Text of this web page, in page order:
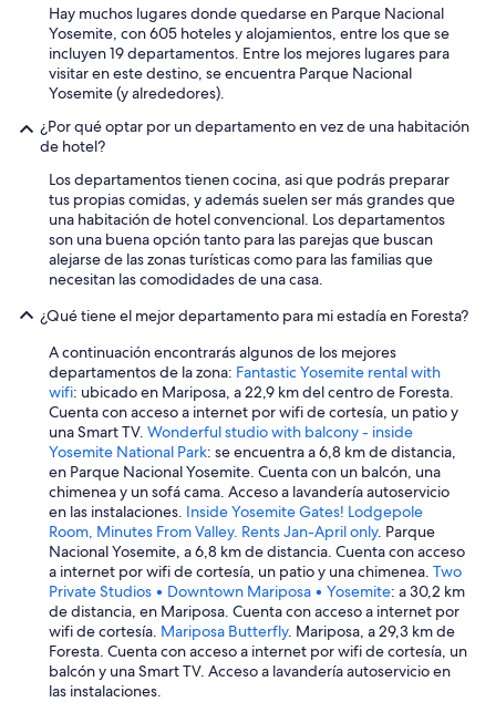
Hay muchos lugares donde quedarse en Parque Nacional
Yosemite, con 605 hoteles y alojamientos, entre los que se
incluyen 19 departamentos. Entre los mejores lugares para
visitar en este destino, se encuentra Parque Nacional
Yosemite (y alrededores).
¿Por qué optar por un departamento en vez de una habitación
de hotel?
Los departamentos tienen cocina, asi que podrás preparar
tus propias comidas, y además suelen ser más grandes que
una habitación de hotel convencional. Los departamentos
son una buena opción tanto para las parejas que buscan
alejarse de las zonas turísticas como para las familias que
necesitan las comodidades de una casa.
¿Qué tiene el mejor departamento para mi estadía en Foresta?
A continuación encontrarás algunos de los mejores
departamentos de la zona: Fantastic Yosemite rental with
wifi: ubicado en Mariposa, a 22,9 km del centro de Foresta.
Cuenta con acceso a internet por wifi de cortesía, un patio y
una Smart TV. Wonderful studio with balcony - inside
Yosemite National Park: se encuentra a 6,8 km de distancia,
en Parque Nacional Yosemite. Cuenta con un balcón, una
chimenea y un sofá cama. Acceso a lavandería autoservicio
en las instalaciones. Inside Yosemite Gates! Lodgepole
Room, Minutes From Valley. Rents Jan-April only. Parque
Nacional Yosemite, a 6,8 km de distancia. Cuenta con acceso
a internet por wifi de cortesía, un patio y una chimenea. Two
Private Studios • Downtown Mariposa • Yosemite: a 30,2 km
de distancia, en Mariposa. Cuenta con acceso a internet por
wifi de cortesía. Mariposa Butterfly. Mariposa, a 29,3 km de
Foresta. Cuenta con acceso a internet por wifi de cortesía, un
balcón y una Smart TV. Acceso a lavandería autoservicio en
las instalaciones.